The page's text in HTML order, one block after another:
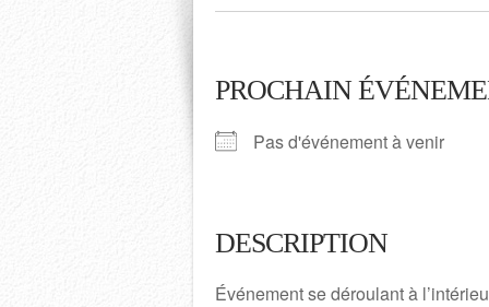
PROCHAIN
Pas d'événement à venir
DESCRIPTION
Événement se déroulant à